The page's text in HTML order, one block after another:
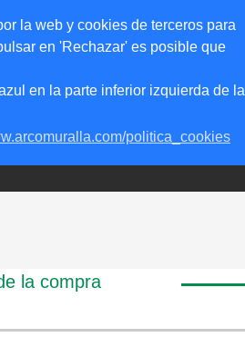
la web y cookies de terceros para
en 'Rechazar' es posible que
en la parte inferior izquierda de la
politica_cookies
la compra